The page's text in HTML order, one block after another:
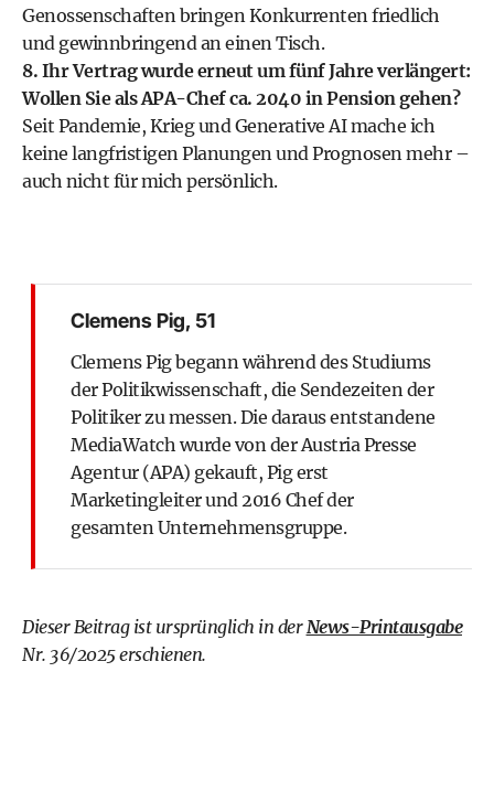
Genossenschaften bringen Konkurrenten friedlich
und gewinnbringend an einen Tisch.
8. Ihr Vertrag wurde erneut um fünf Jahre verlängert:
Wollen Sie als APA-Chef ca. 2040 in Pension gehen?
Seit Pandemie, Krieg und Generative AI mache ich
keine langfristigen Planungen und Prognosen mehr –
auch nicht für mich persönlich.
Clemens Pig, 51
Clemens Pig begann während des Studiums
der Politikwissenschaft, die Sendezeiten der
Politiker zu messen. Die daraus entstandene
MediaWatch wurde von der Austria Presse
Agentur (APA) gekauft, Pig erst
Marketingleiter und 2016 Chef der
gesamten Unternehmensgruppe.
Dieser Beitrag ist ursprünglich in derNews-Printausgabe
Nr. 36/2025 erschienen.